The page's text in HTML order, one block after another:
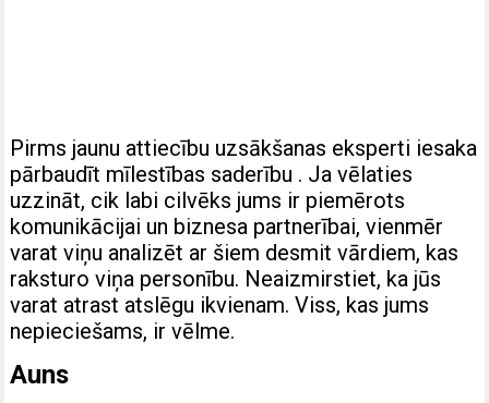
Pirms jaunu attiecību uzsākšanas eksperti iesaka
pārbaudīt mīlestības saderību . Ja vēlaties
uzzināt, cik labi cilvēks jums ir piemērots
komunikācijai un biznesa partnerībai, vienmēr
varat viņu analizēt ar šiem desmit vārdiem, kas
raksturo viņa personību. Neaizmirstiet, ka jūs
varat atrast atslēgu ikvienam. Viss, kas jums
nepieciešams, ir vēlme.
Auns